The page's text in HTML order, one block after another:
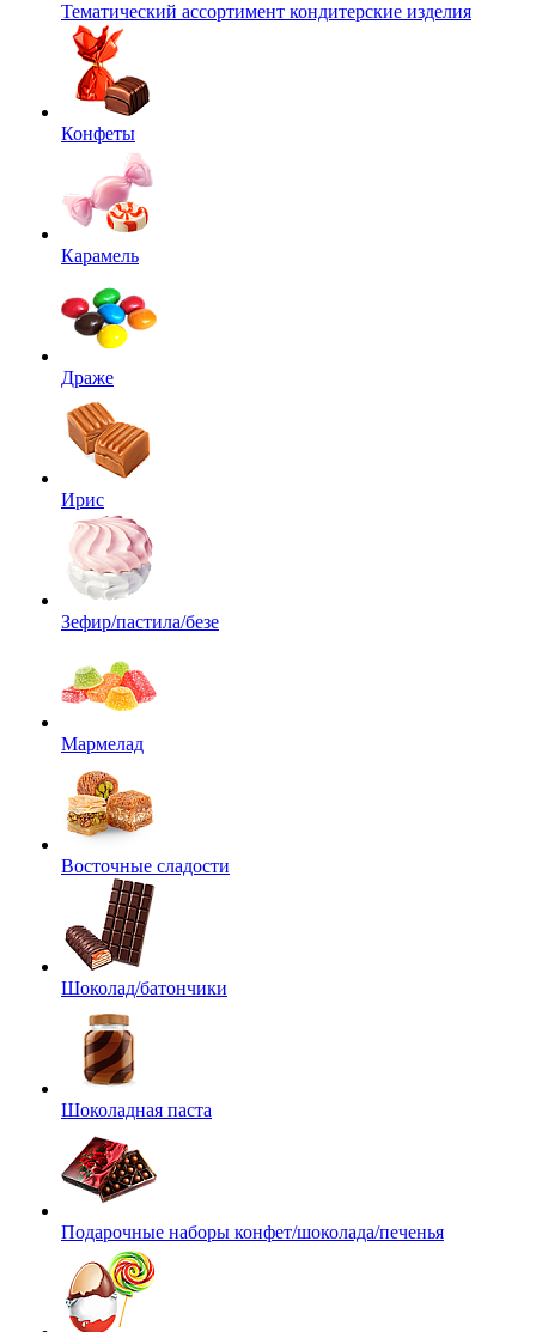
Тематический ассортимент кондитерские изделия
Конфеты
Карамель
Драже
Ирис
Зефир/пастила/безе
Мармелад
Восточные сладости
Шоколад/батончики
Шоколадная паста
Подарочные наборы конфет/шоколада/печенья